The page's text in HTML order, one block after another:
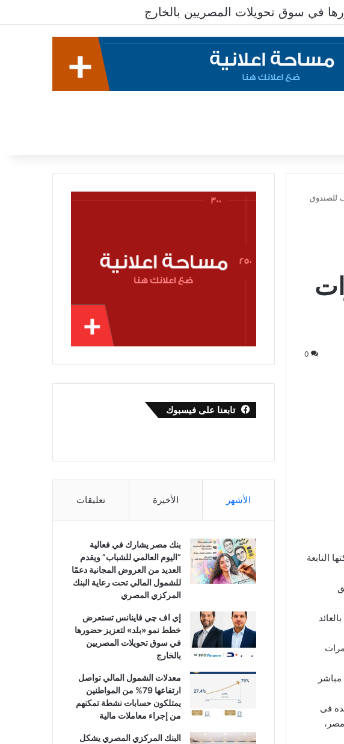
في سوق تحويلات المصريين بالخارج
و5 مليارات
0
التابعة
الوصول بالعائد
وأضاف أن الشركة استحوذت على الصندوق مطلع العام الجارى بحجم 20 مليون جنيه، ورفعت حجمه إلى 5 مرات
قيده فى
تابعنا على فيسبوك
الأشهر الأخيرة تعليقات
بنك مصر يشارك في فعالية
“اليوم العالمي للشباب” ويقدم
العديد من العروض المجانية دعمًا
للشمول المالي تحت رعاية البنك
المركزي المصري
إي اف چي فاينانس تستعرض
خطط نمو «بلد» لتعزيز حضورها
في سوق تحويلات المصريين
بالخارج
معدلات الشمول المالي تواصل
ارتفاعها 79% من المواطنين
يمتلكون حسابات نشطة تمكنهم
من إجراء معاملات مالية
البنك المركزي المصري يشكل